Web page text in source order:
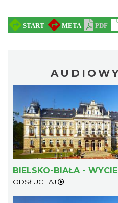
BIELSKO-BIAŁA -
ODSŁUCHAJ